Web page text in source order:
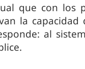
que con los
la
al